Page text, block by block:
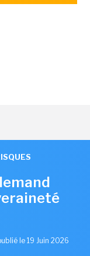
le 19 Juin 2026